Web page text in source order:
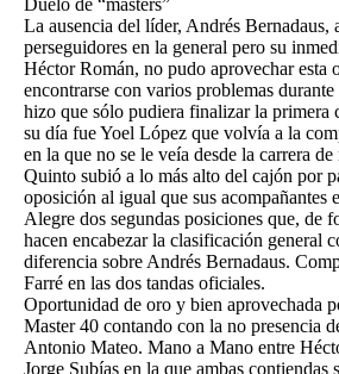
Duelo de “masters”
La ausencia del líder, Andrés Bernadaus,
perseguidores en la general pero su
Héctor Román, no pudo aprovechar esta
encontrarse con varios problemas
hizo que sólo pudiera finalizar la primera
su día fue Yoel López que volvía a la
en la que no se le veía desde la carrera
Quinto subió a lo más alto del cajón por
oposición al igual que sus acompañantes
Alegre dos segundas posiciones que, de
hacen encabezar la clasificación general
diferencia sobre Andrés Bernadaus.
Farré en las dos tandas oficiales.
Oportunidad de oro y bien aprovechada
Master 40 contando con la no presencia
Antonio Mateo. Mano a Mano entre
Jorge Subías en la que ambas contiendas